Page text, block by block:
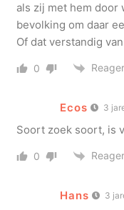
als zij met hem door
bevolking om daar
Of dat verstandig
0
Ecos 3
Soort zoek soort, is
0
Hans 3